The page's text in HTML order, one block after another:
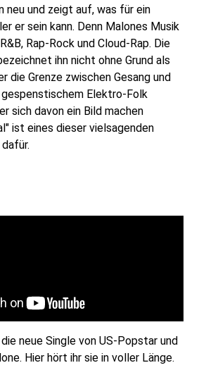
neu und zeigt auf, was für ein
er sein kann. Denn Malones Musik
Rap-Rock und Cloud-Rap. Die
ihn nicht ohne Grund als
die Grenze zwischen Gesang und
gespenstischem Elektro-Folk
sich davon ein Bild machen
ist eines dieser vielsagenden
neue Single von US-Popstar und
Hier hört ihr sie in voller Länge.